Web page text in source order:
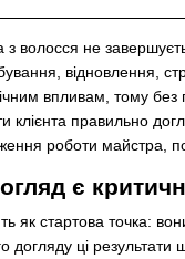
волосся не
відновлення,
впливам, тому
клієнта правильно
роботи майстра,
є
як стартова точка:
догляду ці